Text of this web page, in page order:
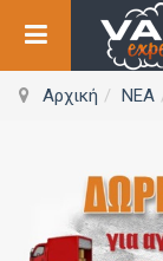
Αρχική ΝΕΑ